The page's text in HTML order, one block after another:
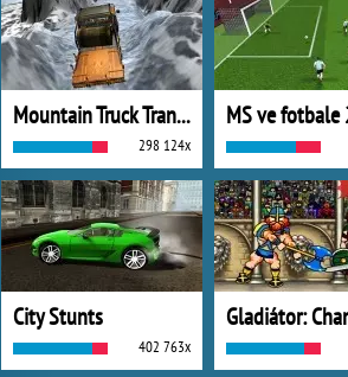
Mountain Truck Transport
298 124x
MS ve fotbale
City Stunts
402 763x